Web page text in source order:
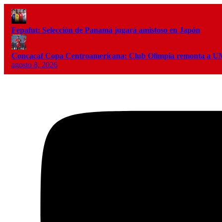
Fepafut: Selección de Panamá jugará amistoso en Japón
Concacaf Copa Centroamericana: Club Olimpia remonta a
agosto 8, 2026